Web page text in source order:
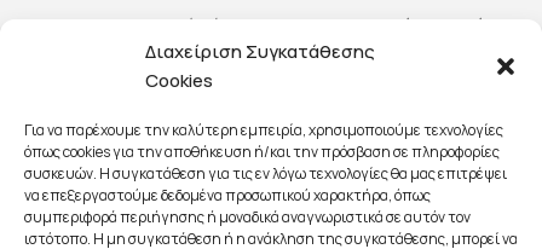
Διαχείριση Συγκατάθεσης
Cookies
Για να παρέχουμε την καλύτερη εμπειρία, χρησιμοποιούμε τεχνολογίες
όπως cookies για την αποθήκευση ή/και την πρόσβαση σε πληροφορίες
συσκευών. Η συγκατάθεση για τις εν λόγω τεχνολογίες θα μας επιτρέψει
να επεξεργαστούμε δεδομένα προσωπικού χαρακτήρα, όπως
συμπεριφορά περιήγησης ή μοναδικά αναγνωριστικά σε αυτόν τον
ιστότοπο. Η μη συγκατάθεση ή η ανάκληση της συγκατάθεσης, μπορεί να
Θα χρησιμοποιηθεί σύμφωνα με την
Πολιτική Απορρήτου
Διαδόχου Παύλου 14, Πτολεμαΐδα